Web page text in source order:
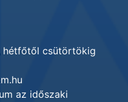
hétfőtől csütörtökig
az időszaki